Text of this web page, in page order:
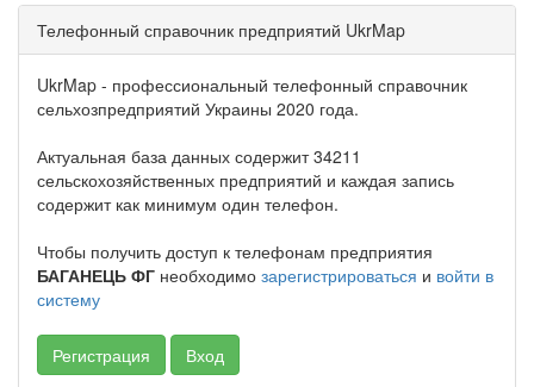
Телефонный справочник предприятий UkrMap
UkrMap - профессиональный телефонный справочник
сельхозпредприятий Украины 2020 года.
Актуальная база данных содержит 34211
сельскохозяйственных предприятий и каждая запись
содержит как минимум один телефон.
Чтобы получить доступ к телефонам предприятия
БАГАНЕЦЬ ФГ необходимо зарегистрироваться и войти в
систему
Регистрация Вход